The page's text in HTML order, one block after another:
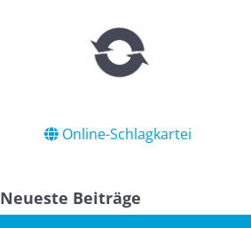
Online-Schlagkartei
Neueste Beiträge